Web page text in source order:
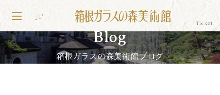
JP
Blog
箱根ガラスの森美術館ブログ